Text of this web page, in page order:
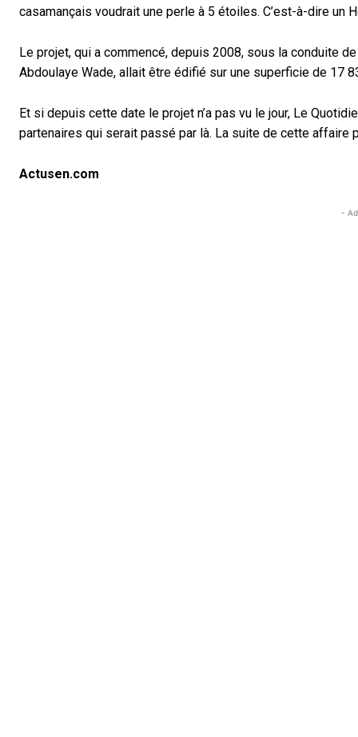
casamançais voudrait une perle à 5 étoiles. C’est-à-dire un
Le projet, qui a commencé, depuis 2008, sous la conduite
Abdoulaye Wade, allait être édifié sur une superficie de 17
Et si depuis cette date le projet n’a pas vu le jour, Le
partenaires qui serait passé par là. La suite de cette affaire
Actusen.com
-